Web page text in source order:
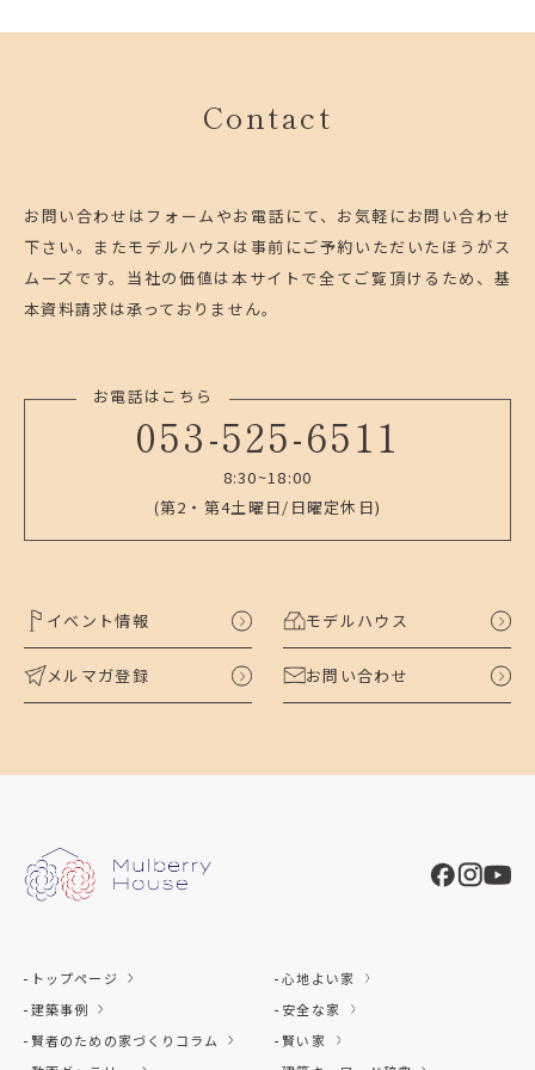
Contact
お問い合わせはフォームやお電話にて、お気軽にお問い合わせ
下さい。 またモデルハウスは事前にご予約いただいたほうがス
ムーズです。 当社の価値は本サイトで全てご覧頂けるため、基
本資料請求は承っておりません。
お電話はこちら
053-525-6511
8:30~18:00
(第2・第4土曜日/日曜定休日)
イベント情報 モデルハウス
メルマガ登録 お問い合わせ
トップページ
建築事例
賢者のための家づくりコラム
心地よい家
安全な家
賢い家